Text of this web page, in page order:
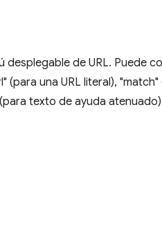
desplegable de URL. Puede
(para una URL literal),
texto de ayuda